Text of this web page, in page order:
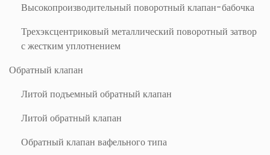
Высокопроизводительный поворотный клапан-бабочка
Трехэксцентриковый металлический поворотный затвор
с жестким уплотнением
Обратный клапан
Литой подъемный обратный клапан
Литой обратный клапан
Обратный клапан вафельного типа